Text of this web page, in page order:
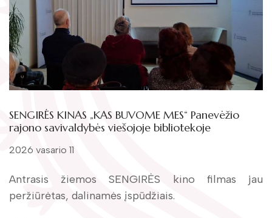
Gaunami periodiniai leidiniai
Tarpbibliotekinis abonementas
Internetas
Literatų klubas „Polėkis“
Interaktyvi kelionė
Gabrielės Petkevičaitės-Bitės literatūrinė
premija
Bibliotekos 70-metis
Virtuali biblioteka
SENGIRĖS KINAS „KAS BUVOME MES“ Panevėžio
rajono savivaldybės viešojoje bibliotekoje
2026 vasario 11
Antrasis žiemos SENGIRĖS kino filmas jau
peržiūrėtas, dalinamės įspūdžiais.